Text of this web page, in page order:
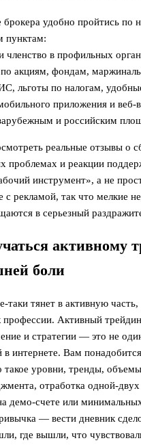
удобно пройтись по
пунктам:
членство в профильных
акциям, фондам,
льготы по налогам,
приложения и веб-
и российским
реальные отзывы о
проблемах и реакции
инструмент», а не
с рекламой, так что мелкие
в серьезный
активному
боли
таки тянет в активную
профессии. Активный
и стратегии — это не
в интернете. Вам
такое уровни, тренды,
отработка одной-
демо-счете или
— вести дневник
где вышли, что